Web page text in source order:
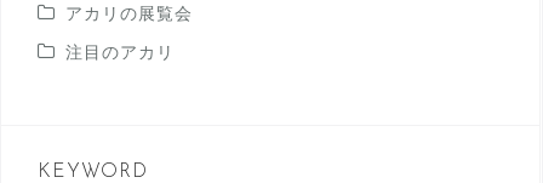
アカリの展覧会
注目のアカリ
KEYWORD